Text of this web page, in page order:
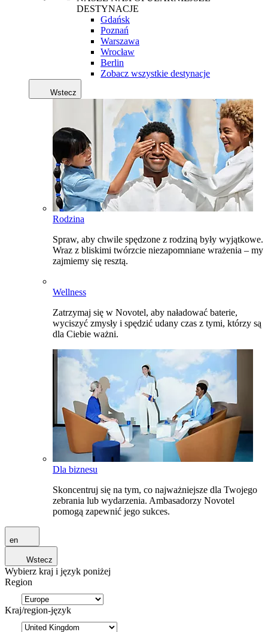
DESTYNACJE
Gdańsk
Poznań
Warszawa
Wrocław
Berlin
Zobacz wszystkie destynacje
Wstecz
Rodzina
Spraw, aby chwile spędzone z rodziną były wyjątkowe.
Wraz z bliskimi twórzcie niezapomniane wrażenia – my
zajmiemy się resztą.
Wellness
Zatrzymaj się w Novotel, aby naładować baterie,
wyciszyć zmysły i spędzić udany czas z tymi, którzy są
dla Ciebie ważni.
Dla biznesu
Skoncentruj się na tym, co najważniejsze dla Twojego
zebrania lub wydarzenia. Ambasadorzy Novotel
pomogą zapewnić jego sukces.
en
Wstecz
Wybierz kraj i język poniżej
Region
Kraj/region-język